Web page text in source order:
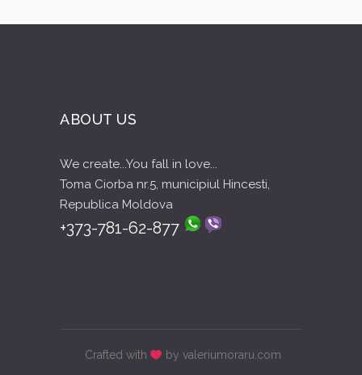
ABOUT US
We create...You fall in love...
Toma Ciorba nr.5, municipiul Hincesti,
Republica Moldova
+373-781-62-877
Crafted with by valeriumoraru.com